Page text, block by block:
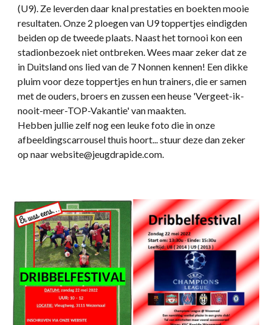
(U9). Ze leverden daar knal prestaties en boekten mooie
resultaten. Onze 2 ploegen van U9 toppertjes eindigden
beiden op de tweede plaats. Naast het tornooi kon een
stadionbezoek niet ontbreken. Wees maar zeker dat ze
in Duitsland ons lied van de 7 Nonnen kennen! Een dikke
pluim voor deze toppertjes en hun trainers, die er samen
met de ouders, broers en zussen een heuse 'Vergeet-ik-
nooit-meer-TOP-Vakantie' van maakten.
Hebben jullie zelf nog een leuke foto die in onze
afbeeldingscarrousel thuis hoort... stuur deze dan zeker
op naar website@jeugdrapide.com.